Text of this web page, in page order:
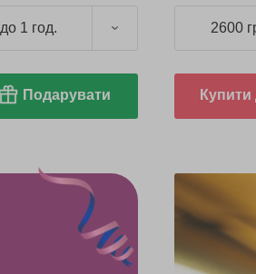
до 1 год.
Подарувати
2600
Купити